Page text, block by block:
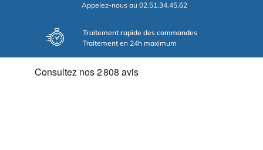
Appelez-nous au 02.51.34.45.62
Traitement rapide des commandes
Traitement en 24h maximum